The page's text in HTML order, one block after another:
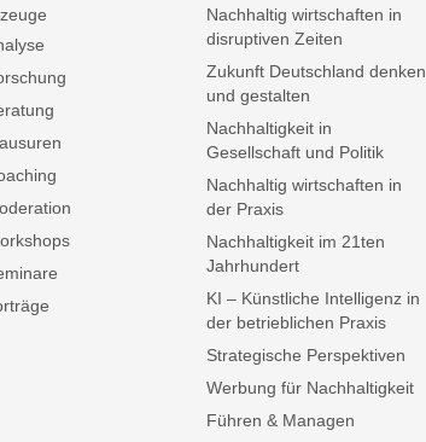
Nachhaltig wirtschaften in
disruptiven Zeiten
Zukunft Deutschland denken
und gestalten
Nachhaltigkeit in
Gesellschaft und Politik
Nachhaltig wirtschaften in
der Praxis
Nachhaltigkeit im 21ten
Jahrhundert
KI – Künstliche Intelligenz in
der betrieblichen Praxis
Strategische Perspektiven
Werbung für Nachhaltigkeit
Führen & Managen